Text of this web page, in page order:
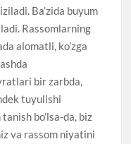
Ba’zida buyum
Rassomlarning
alomatli, ko’zga
bir zarbda,
tuyulishi
bo’lsa-da, biz
va rassom niyatini